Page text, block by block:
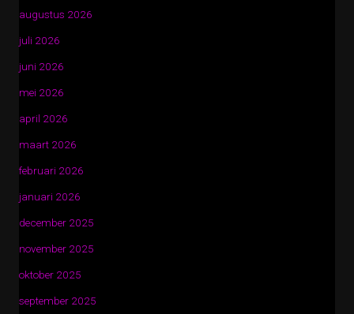
augustus 2026
juli 2026
juni 2026
mei 2026
april 2026
maart 2026
februari 2026
januari 2026
december 2025
november 2025
oktober 2025
september 2025